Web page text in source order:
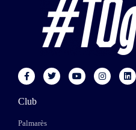
Club
Palmarès